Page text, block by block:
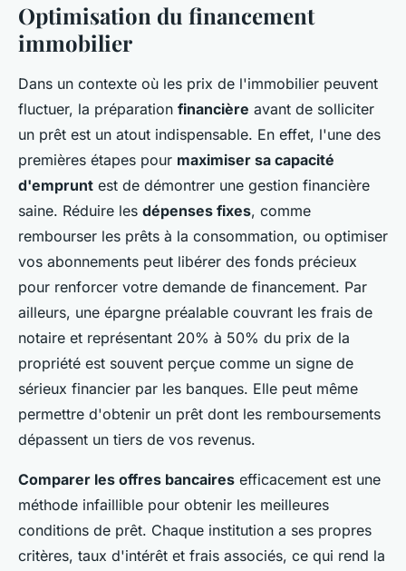
Optimisation du financement
immobilier
Dans un contexte où les prix de l'immobilier peuvent
fluctuer, la préparation financière avant de solliciter
un prêt est un atout indispensable. En effet, l'une des
premières étapes pour maximiser sa capacité
d'emprunt est de démontrer une gestion financière
saine. Réduire les dépenses fixes, comme
rembourser les prêts à la consommation, ou optimiser
vos abonnements peut libérer des fonds précieux
pour renforcer votre demande de financement. Par
ailleurs, une épargne préalable couvrant les frais de
notaire et représentant 20% à 50% du prix de la
propriété est souvent perçue comme un signe de
sérieux financier par les banques. Elle peut même
permettre d'obtenir un prêt dont les remboursements
dépassent un tiers de vos revenus.
Comparer les offres bancaires efficacement est une
méthode infaillible pour obtenir les meilleures
conditions de prêt. Chaque institution a ses propres
critères, taux d'intérêt et frais associés, ce qui rend la